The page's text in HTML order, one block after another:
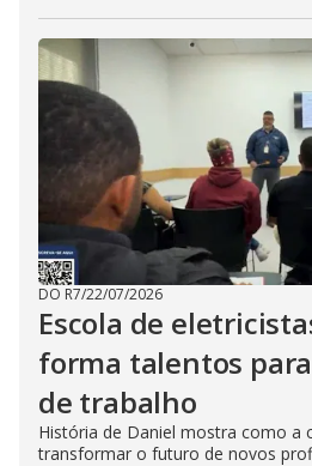
DO R7/22/07/2026
Escola de
forma talentos
de trabalho
História de Daniel mostra como a
transformar o futuro de novos